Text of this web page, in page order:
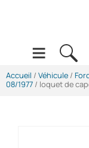
Accueil / Véhicule /
08/1977 / loquet de